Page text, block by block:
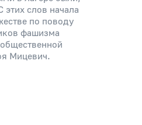
слов начала
по поводу
фашизма
Мицевич.